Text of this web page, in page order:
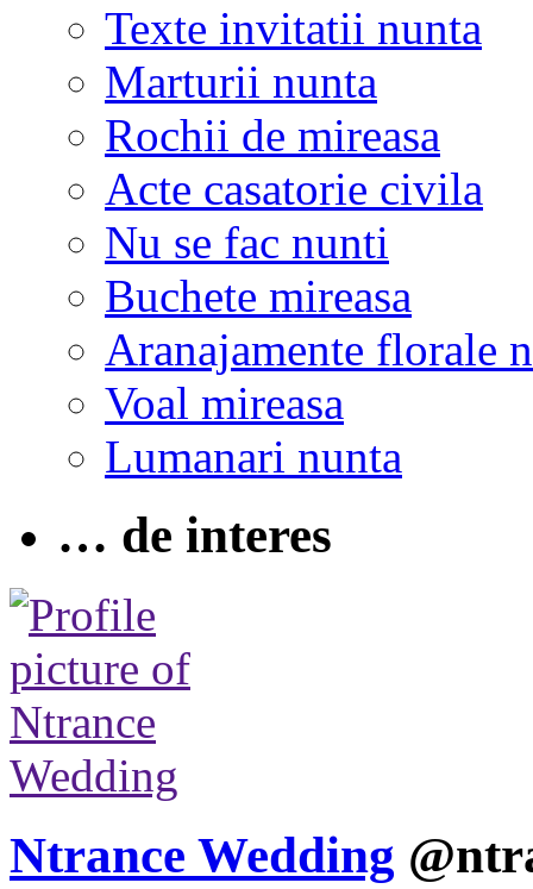
Texte invitatii nunta
Marturii nunta
Rochii de mireasa
Acte casatorie civila
Nu se fac nunti
Buchete mireasa
Aranajamente florale
Voal mireasa
Lumanari nunta
… de interes
Ntrance Wedding